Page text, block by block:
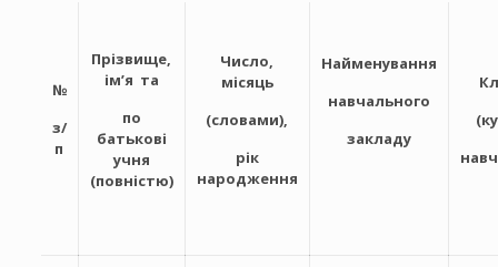
№
з/
п
Прізвище,
ім’я та
по
батькові
учня
(повністю)
Число,
місяць
(словами),
рік
народження
Найменування
навчального
закладу